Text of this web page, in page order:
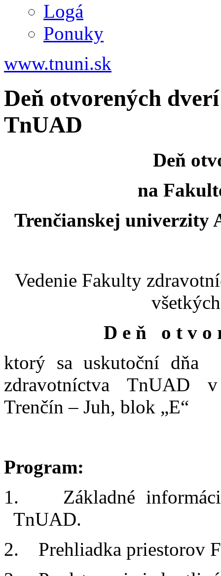
Logá
Ponuky
www.tnuni.sk
Deň otvorených
TnUAD
Deň
na
Trenčianskej univerzity
Vedenie Fakulty
D e ň o t v o
ktorý sa uskutoční dňa
zdravotníctva TnUAD
Trenčín – Juh, blok „E“
Program:
1. Základné
TnUAD.
2. Prehliadka priestorov